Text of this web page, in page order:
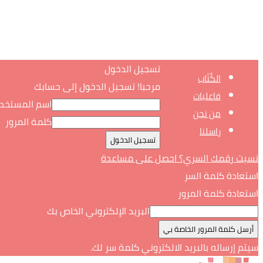
الكُتّاب
فاعليات
من نحن
راسلنا
تسجيل الدخول
مرحبا! تسجيل الدخول إلى حسابك
اسم
كلمة المرور
نسيت رقمك السري؟ احصل على مساعدة
استعادة كلمة السر
استعادة كلمة المرور
البريد الإلكتروني الخاص بك
سيتم إرساله بالبريد الالكتروني كلمة سر لك.